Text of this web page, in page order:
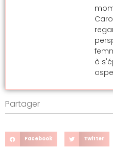
à
Partager
Facebook Twitter